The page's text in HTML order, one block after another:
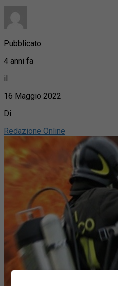
Pubblicato
4 anni fa
il
16 Maggio 2022
Di
Redazione Online